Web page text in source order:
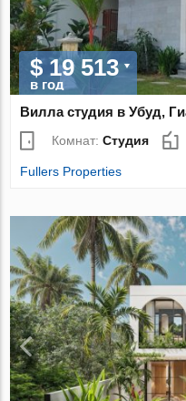
$ 19 513
в год
Вилла студия в Убуд,
Комнат:Студия
Fullers Properties